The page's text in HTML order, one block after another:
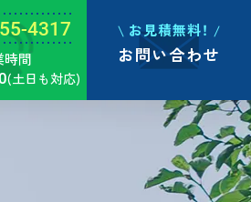
4317
時間
(土日も対応)
お見積無料！
お問い合わせ